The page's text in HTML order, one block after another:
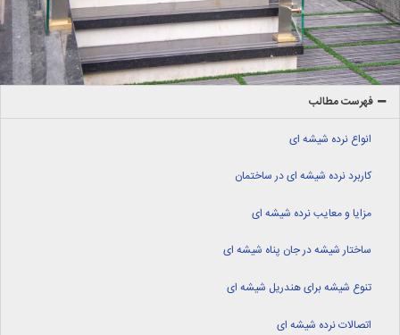
فهرست مطالب
انواع نرده شیشه ای
کاربرد نرده شیشه ای در ساختمان
مزایا و معایب نرده شیشه ای
ساختار شیشه در جان پناه شیشه ای
تنوع شیشه برای هندریل شیشه ای
اتصالات نرده شیشه ای